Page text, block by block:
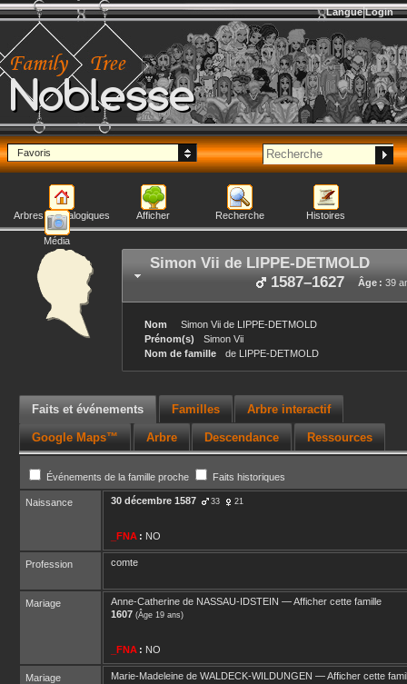
Noblesse
Langue Login
Favoris
Arbres généalogiques Afficher Recherche Histoires
Média
Simon Vii de LIPPE-DETMOLD
Âge : 39
1587–1627
Nom Simon Vii de LIPPE-DETMOLD
Prénom(s)
Simon Vii
Nom de famille
de LIPPE-DETMOLD
Faits et événements Familles Arbre interactif
Google Maps™ Arbre Descendance Ressources
Événements de la famille proche Faits historiques
Naissance 30 décembre 1587 33 21
_FNA : NO
Profession comte
Mariage Anne-Catherine de NASSAU-IDSTEIN —Afficher cette famille
1607 (Âge 19 ans)
_FNA : NO
Mariage Marie-Madeleine de WALDECK-WILDUNGEN —Afficher cette